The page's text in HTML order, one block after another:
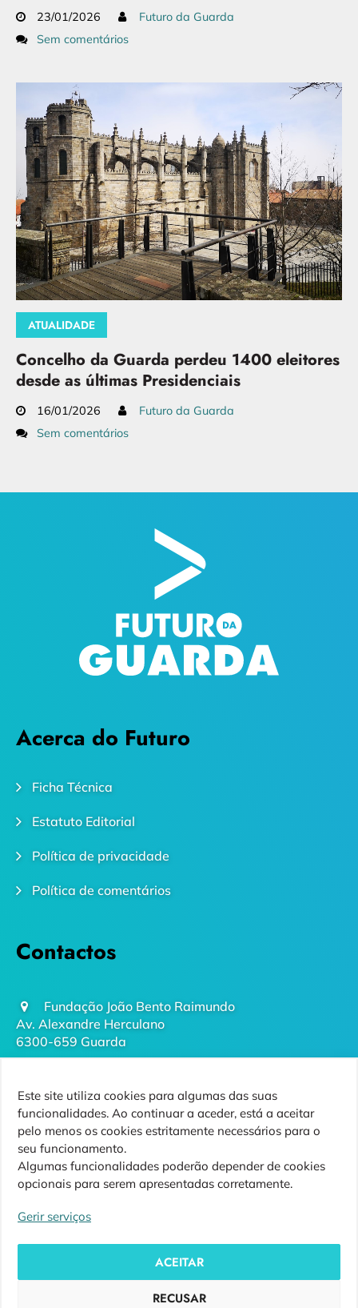
Este site utiliza cookies para algumas das suas
funcionalidades. Ao continuar a aceder, está a aceitar
pelo menos os cookies estritamente necessários para o
seu funcionamento.
Algumas funcionalidades poderão depender de cookies
opcionais para serem apresentadas corretamente.
Gerir serviços
ACEITAR
RECUSAR
23/01/2026
Futuro da Guarda
Sem comentários
ATUALIDADE
Concelho da Guarda perdeu 1400 eleitores
desde as últimas Presidenciais
16/01/2026
Futuro da Guarda
Sem comentários
Acerca do Futuro
Ficha Técnica
Estatuto Editorial
Política de privacidade
Política de comentários
Contactos
Fundação João Bento Raimundo
Av. Alexandre Herculano
6300-659 Guarda
271 220 410
(chamada para rede fixa nacional)
Siga-nos